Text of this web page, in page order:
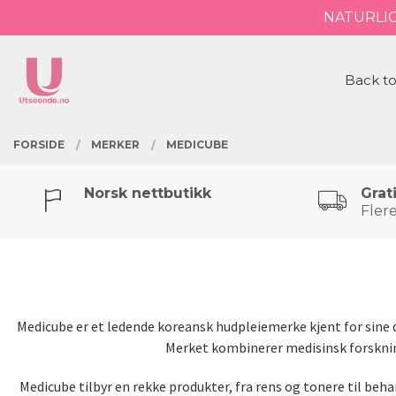
til
PRODUKTER
Back
FORSIDE MERKER MEDICUBE
Norsk nettbutikk
Medicube er et ledende koreansk hudpleiemerke kjent for
Merket kombinerer medisinsk
Medicube tilbyr en rekke produkter, fra rens og tonere til